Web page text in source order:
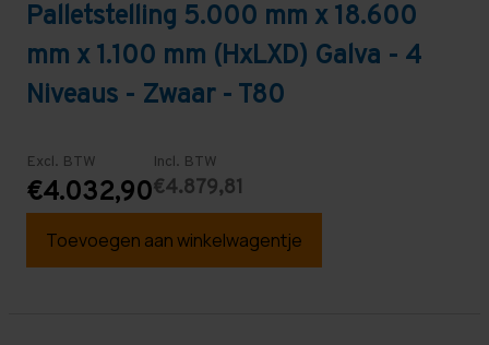
Palletstelling 5.000 mm x 18.600
mm x 1.100 mm (HxLXD) Galva - 4
Niveaus - Zwaar - T80
Excl. BTW
€4.032,90
Incl. BTW
€4.879,81
Toevoegen aan winkelwagentje